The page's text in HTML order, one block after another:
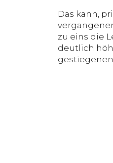
Das kann,
zu eins die
deutlich